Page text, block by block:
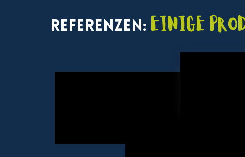
Referenzen: Einige